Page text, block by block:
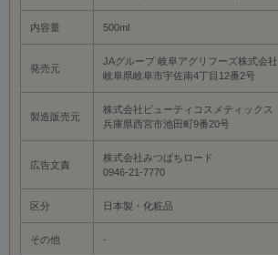
内容量 500ml
発売元
JAグループ 岐阜アグリフーズ株式会社
岐阜県岐阜市宇佐南4丁目12番2号
製造販売元
株式会社ビューティコスメティックス
兵庫県西宮市池田町9番20号
広告文責
株式会社みつばちロード
0946-21-7770
区分 日本製・化粧品
その他 -